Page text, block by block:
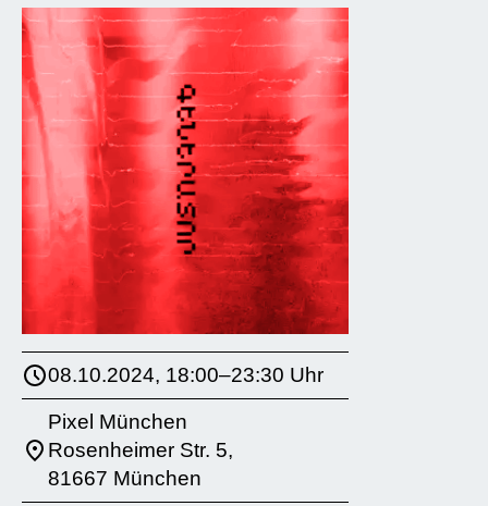
08.10.2024, 18:00–23:30 Uhr
Pixel München
Rosenheimer Str. 5,
81667 München